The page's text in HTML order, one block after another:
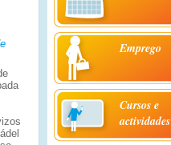
Emprego
Cursos e
actividades